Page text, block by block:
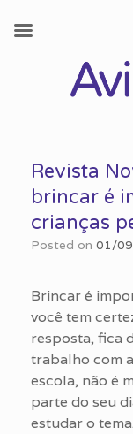
contentRevista
brincar é
crianças
Posted on 01/
Brincar é
você tem
resposta, fica
trabalho com
escola, não é
parte do seu
estudar o